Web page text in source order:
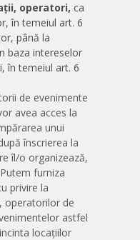
operatori, ca
în temeiul art. 6
până la
baza intereselor
în temeiul art. 6
de evenimente
avea acces la
unui
înscrierea la
îl/o organizează,
furniza
privire la
operatorilor de
astfel
locațiilor